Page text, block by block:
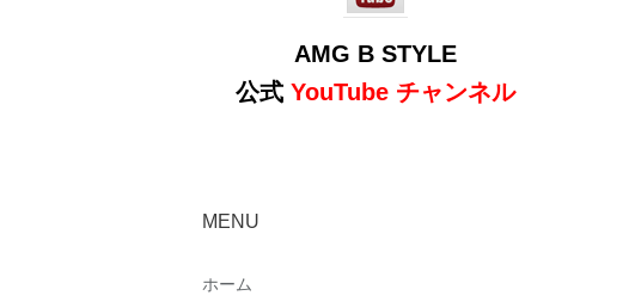
AMG B STYLE
公式 YouTube チャンネル
MENU
ホーム